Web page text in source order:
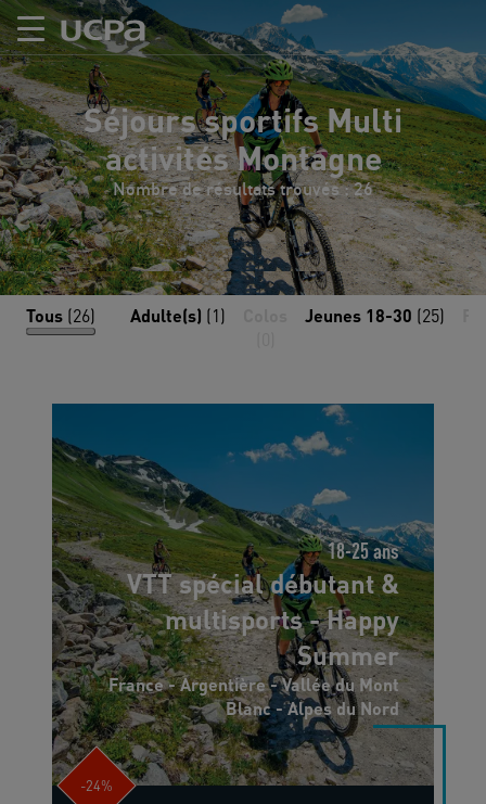
Séjours sportifs Multi
activités Montagne
Nombre de résultats trouvés : 26
Tous (26) Adulte(s) (1) Jeunes 18-30 (25)
18-25 ans
VTT spécial débutant &
multisports - Happy
Summer
France - Argentière - Vallée du Mont
Blanc - Alpes du Nord
-24%